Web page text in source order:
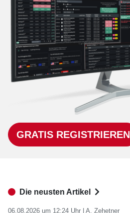
GRATIS REGISTRIEREN
Die neusten Artikel
06.08.2026 um 12:24 Uhr | A. Zehetner